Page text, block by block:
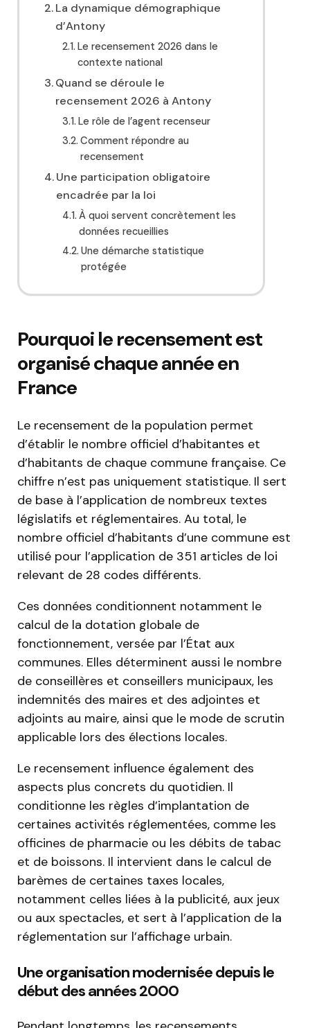
La dynamique démographique
d’Antony
Le recensement 2026 dans le
contexte national
Quand se déroule le
recensement 2026 à Antony
Le rôle de l’agent recenseur
Comment répondre au
recensement
Une participation obligatoire
encadrée par la loi
À quoi servent concrètement les
données recueillies
Une démarche statistique
protégée
Pourquoi le recensement est
organisé chaque année en
France
Le recensement de la population permet
d’établir le nombre officiel d’habitantes et
d’habitants de chaque commune française. Ce
chiffre n’est pas uniquement statistique. Il sert
de base à l’application de nombreux textes
législatifs et réglementaires. Au total, le
nombre officiel d’habitants d’une commune est
utilisé pour l’application de 351 articles de loi
relevant de 28 codes différents.
Ces données conditionnent notamment le
calcul de la dotation globale de
fonctionnement, versée par l’État aux
communes. Elles déterminent aussi le nombre
de conseillères et conseillers municipaux, les
indemnités des maires et des adjointes et
adjoints au maire, ainsi que le mode de scrutin
applicable lors des élections locales.
Le recensement influence également des
aspects plus concrets du quotidien. Il
conditionne les règles d’implantation de
certaines activités réglementées, comme les
officines de pharmacie ou les débits de tabac
et de boissons. Il intervient dans le calcul de
barèmes de certaines taxes locales,
notamment celles liées à la publicité, aux jeux
ou aux spectacles, et sert à l’application de la
réglementation sur l’affichage urbain.
Une organisation modernisée depuis le
début des années 2000